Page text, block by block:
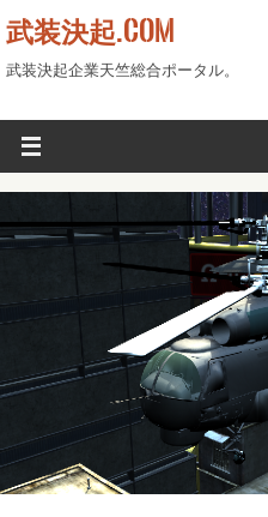
武装決起.COM
武装決起企業天竺総合ポータル。